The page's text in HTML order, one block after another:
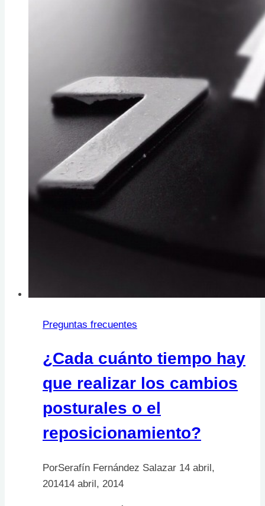
Preguntas frecuentes
¿Cada cuánto tiempo hay
que realizar los cambios
posturales o el
reposicionamiento?
PorSerafín Fernández Salazar 14 abril,
201414 abril, 2014